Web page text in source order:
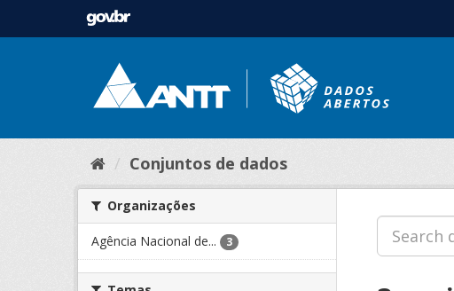
Conjuntos de dados
Organizações
Agência Nacional de... 3